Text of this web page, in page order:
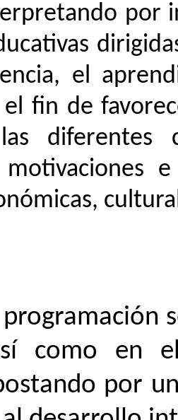
por
el
fin de
diferentes
motivaciones
como en
por